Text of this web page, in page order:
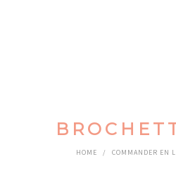
HOME / COMMANDER EN